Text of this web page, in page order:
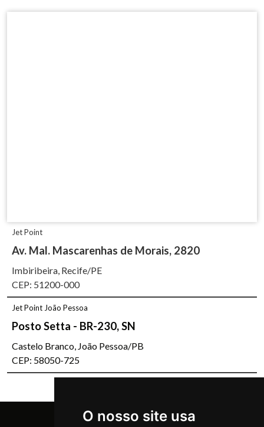
O nosso site usa
Jet Point
Av. Mal. Mascarenhas de Morais, 2820
Imbiribeira, Recife/PE
CEP: 51200-000
Jet Point João Pessoa
Posto Setta - BR-230, SN
Castelo Branco, João Pessoa/PB
CEP: 58050-725